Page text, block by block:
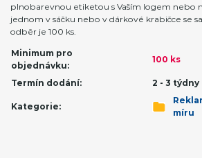
plnobarevnou etiketou s Vaším logem nebo
jednom v sáčku nebo v dárkové krabičce se
odběr je 100 ks.
Minimum pro
objednávku:
100 ks
Termín dodání: 2 - 3 týdny
Kategorie:
míru